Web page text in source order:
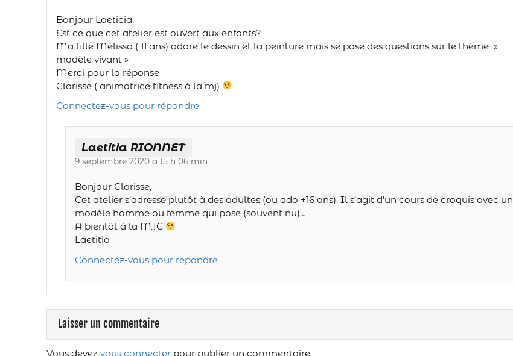
Bonjour Laeticia.
Est ce que cet atelier est ouvert aux enfants?
Ma fille Mélissa ( 11 ans) adore le dessin et la peinture mais se pose des questions sur le thème »
modèle vivant »
Merci pour la réponse
Clarisse ( animatrice fitness à la mj)
Connectez-vous pour répondre
Laetitia RIONNET
9 septembre 2020 à 15 h 06 min
Bonjour Clarisse,
Cet atelier s’adresse plutôt à des adultes (ou ado +16 ans). Il s’agit d’un cours de croquis avec un
modèle homme ou femme qui pose (souvent nu)…
A bientôt à la MJC
Laetitia
Connectez-vous pour répondre
Laisser un commentaire
Vous devez vous connecterpour publier un commentaire.